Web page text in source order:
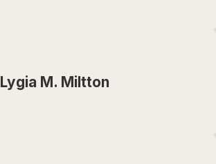
Lygia M. Miltton